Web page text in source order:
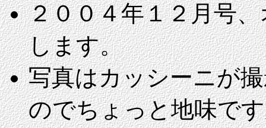
２００４年１２月号
します。
写真はカッシーニが
のでちょっと地味で